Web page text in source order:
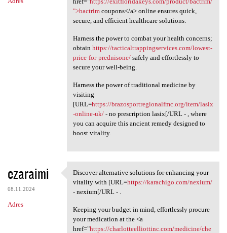
">bactrimcoupons</a> online ensures quick,
secure, and efficient healthcare solutions.
Harness the power to combat your health concerns;
obtain https://tacticaltrappingservices.com/lowest-
price-for-prednisone/safely and effortlessly to
secure your well-being.
Harness the power of traditional medicine by
visiting
[URL=https://brazosportregionalfmc.org/item/lasix
-online-uk/- no prescription lasix[/URL - , where
you can acquire this ancient remedy designed to
boost vitality.
ezaraimi
08.11.2024
Adres
Discover alternative
Discover alternative solutions for enhancing your
vitality with [URL=https://karachigo.com/nexium/
- nexium[/URL - .
Keeping your budget in mind, effortlessly procure
your medication at the <a
href="https://charlotteelliottinc.com/medicine/che